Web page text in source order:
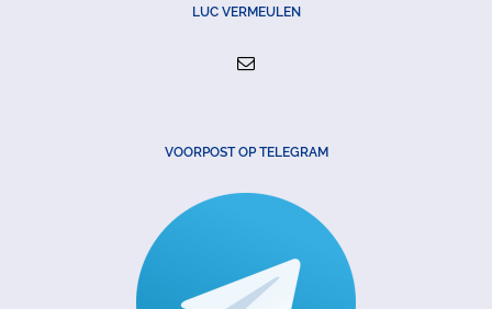
LUC VERMEULEN
VOORPOST OP TELEGRAM